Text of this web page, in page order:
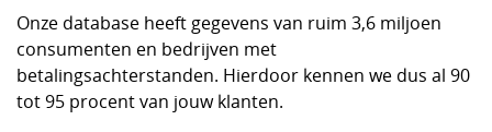
Onze database heeft gegevens van ruim 3,6 miljoen
consumenten en bedrijven met
betalingsachterstanden. Hierdoor kennen we dus al 90
tot 95 procent van jouw klanten.